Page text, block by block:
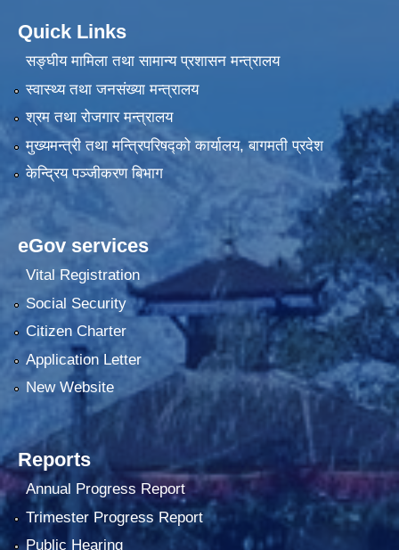
Quick Links
सङ्घीय मामिला तथा सामान्य प्रशासन मन्त्रालय
स्वास्थ्य तथा जनसंख्या मन्त्रालय
श्रम तथा रोजगार मन्त्रालय
मुख्यमन्त्री तथा मन्त्रिपरिषद्को कार्यालय, बागमती प्रदेश
केन्द्रिय पञ्जीकरण बिभाग
eGov services
Vital Registration
Social Security
Citizen Charter
Application Letter
New Website
Reports
Annual Progress Report
Trimester Progress Report
Public Hearing